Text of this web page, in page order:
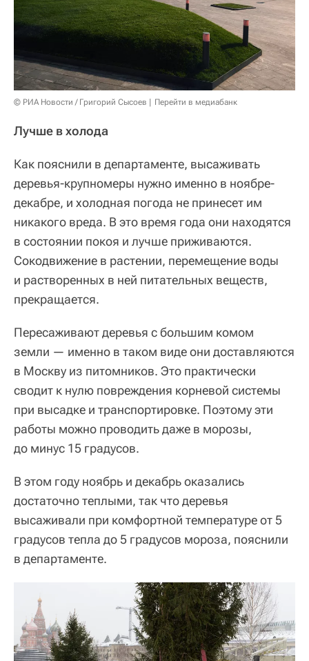
© РИА Новости / Григорий Сысоев Перейти в медиабанк
Лучше в холода
Как пояснили в департаменте, высаживать
деревья-крупномеры нужно именно в ноябре-
декабре, и холодная погода не принесет им
никакого вреда. В это время года они находятся
в состоянии покоя и лучше приживаются.
Сокодвижение в растении, перемещение воды
и растворенных в ней питательных веществ,
прекращается.
Пересаживают деревья с большим комом
земли — именно в таком виде они доставляются
в Москву из питомников. Это практически
сводит к нулю повреждения корневой системы
при высадке и транспортировке. Поэтому эти
работы можно проводить даже в морозы,
до минус 15 градусов.
В этом году ноябрь и декабрь оказались
достаточно теплыми, так что деревья
высаживали при комфортной температуре от 5
градусов тепла до 5 градусов мороза, пояснили
в департаменте.